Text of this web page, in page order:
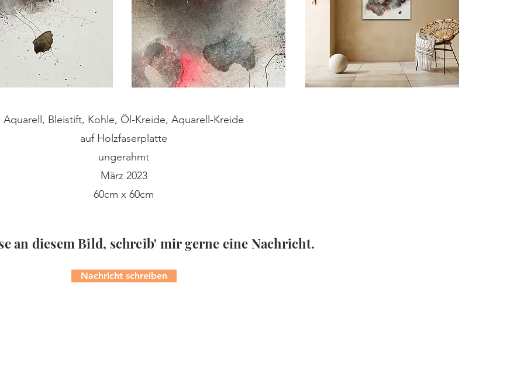
Aquarell, Bleistift, Kohle, Öl-Kreide, Aquarell-Kreide
auf Holzfaserplatte
ungerahmt
März 2023
60cm x 60cm
an diesem Bild, schreib' mir gerne eine Nachricht.
Nachricht schreiben